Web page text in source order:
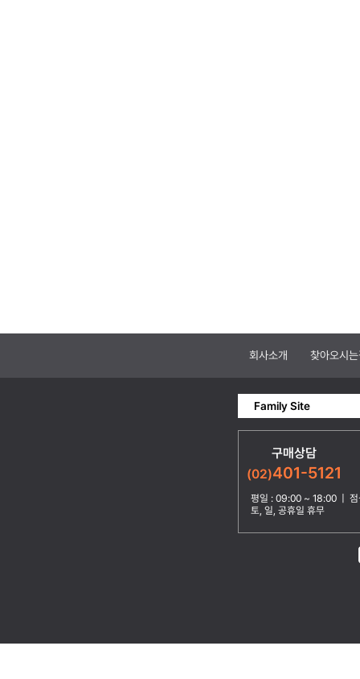
회사소개 찾아오시
Family Site
구매상담
(02)401-5121
평일 : 09:00 ~ 18:00 | 점
토, 일, 공휴일 휴무